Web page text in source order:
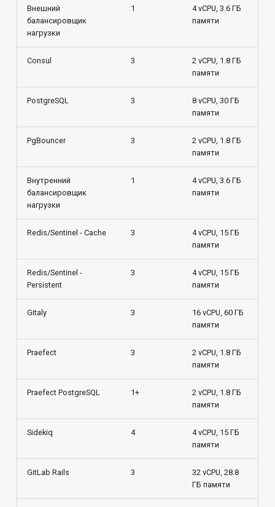
Внешний
балансировщик
нагрузки
1
4 vCPU, 3.6 ГБ
памяти
Consul 3
2 vCPU, 1.8 ГБ
памяти
PostgreSQL 3
8 vCPU, 30 ГБ
памяти
PgBouncer 3
2 vCPU, 1.8 ГБ
памяти
Внутренний
балансировщик
нагрузки
1
4 vCPU, 3.6 ГБ
памяти
Redis/Sentinel - Cache 3
4 vCPU, 15 ГБ
памяти
Redis/Sentinel -
Persistent
3
4 vCPU, 15 ГБ
памяти
Gitaly 3
16 vCPU, 60 ГБ
памяти
Praefect 3
2 vCPU, 1.8 ГБ
памяти
Praefect PostgreSQL 1+
2 vCPU, 1.8 ГБ
памяти
Sidekiq 4
4 vCPU, 15 ГБ
памяти
GitLab Rails 3
32 vCPU, 28.8
ГБ памяти